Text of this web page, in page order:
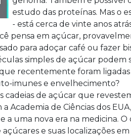
estudo das proteínas. Mas o
- está cerca de vinte anos
pensa em açúcar,
para adoçar café ou fazer
simples de açúcar
recentemente foram
imunes e envelhecimento?
cadeias de açúcar que
Academia de Ciências dos
e a uma nova era na medicina.
e suas localizações